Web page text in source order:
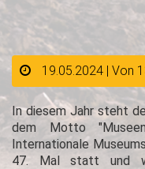
19.05.2024 | Von
In diesem Jahr steht
dem Motto
Internationale
47. Mal statt und